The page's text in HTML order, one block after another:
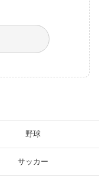
野球
サッカー